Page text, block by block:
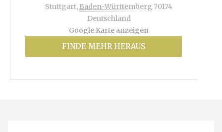
Stuttgart, Baden-Württemberg 70174
Deutschland
Google Karte anzeigen
FINDE MEHR HERAUS